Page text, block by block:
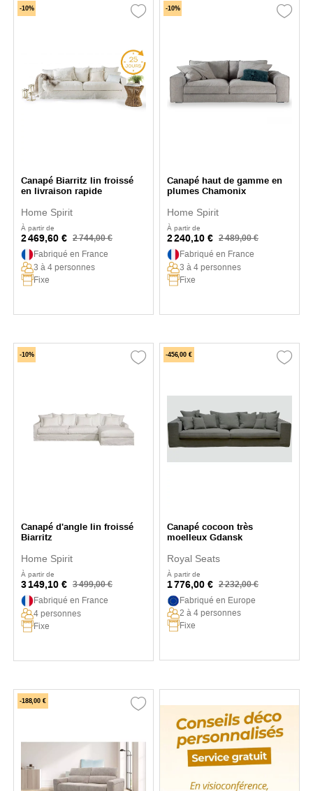
-10%
Canapé Biarritz lin froissé
en livraison rapide
Home Spirit
À partir de
2 469,60 € 2 744,00 €
Fabriqué en France
3 à 4 personnes
Fixe
-10%
Canapé haut de gamme en
plumes Chamonix
Home Spirit
À partir de
2 240,10 € 2 489,00 €
Fabriqué en France
3 à 4 personnes
Fixe
-10%
Canapé d'angle lin froissé
Biarritz
Home Spirit
À partir de
3 149,10 € 3 499,00 €
Fabriqué en France
4 personnes
Fixe
-456,00 €
Canapé cocoon très
moelleux Gdansk
Royal Seats
À partir de
1 776,00 € 2 232,00 €
Fabriqué en Europe
2 à 4 personnes
Fixe
-188,00 €